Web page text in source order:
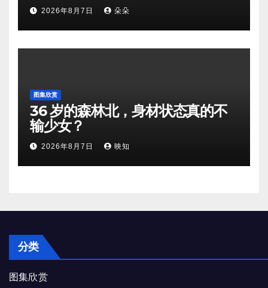
2026年8月7日 朵朵
图集欣赏
36 岁的森林北，身材状态真的不
输少女？
2026年8月7日 映知
分类
图集欣赏